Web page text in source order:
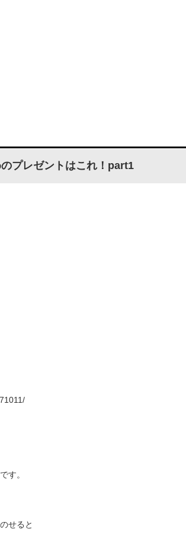
プレゼントはこれ！part1
す。
せると